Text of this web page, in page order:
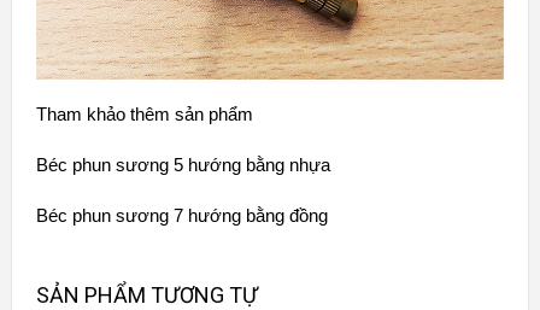
Tham khảo thêm sản phẩm
Béc phun sương 5 hướng bằng nhựa
Béc phun sương 7 hướng bằng đồng
SẢN PHẨM TƯƠNG TỰ